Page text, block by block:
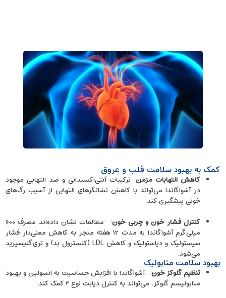
کمک به بهبود سلامت قلب و عروق
کاهش التهابات مزمن: ترکیبات آنتی‌اکسیدانی و ضد التهابی موجود
در آشواگاندا می‌تواند با کاهش نشانگرهای التهابی از آسیب رگ‌های
خونی پیشگیری کند.
کنترل فشار خون و چربی خون
: مطالعات نشان داده‌اند مصرف ۶۰۰
میلی‌گرم آشواگاندا به مدت ۱۲ هفته منجر به کاهش معنی‌دار فشار
سیستولیک و دیاستولیک و کاهش LDL (کلسترول بد) و تری‌گلیسیرید
می‌شود.
بهبود سلامت متابولیک
تنظیم گلوکز خون: آشواگاندا با افزایش حساسیت به انسولین و بهبود
متابولیسم گلوکز، می‌تواند به کنترل دیابت نوع ۲ کمک کند.